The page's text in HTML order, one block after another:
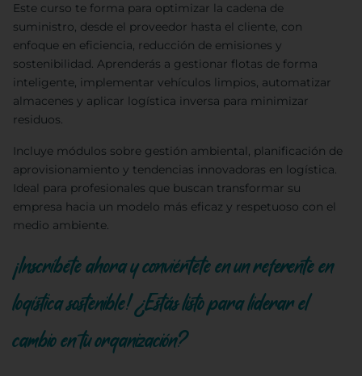
Este curso te forma para optimizar la cadena de
suministro, desde el proveedor hasta el cliente, con
enfoque en eficiencia, reducción de emisiones y
sostenibilidad. Aprenderás a gestionar flotas de forma
inteligente, implementar vehículos limpios, automatizar
almacenes y aplicar logística inversa para minimizar
residuos.
Incluye módulos sobre gestión ambiental, planificación de
aprovisionamiento y tendencias innovadoras en logística.
Ideal para profesionales que buscan transformar su
empresa hacia un modelo más eficaz y respetuoso con el
medio ambiente.
¡Inscríbete ahora y conviértete en un referente en
logística sostenible! ¿Estás listo para liderar el
cambio en tu organización?